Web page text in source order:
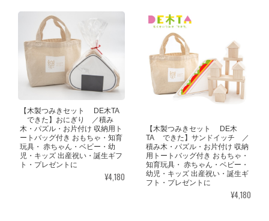
【木製つみきセット DE木TA
できた】おにぎり ／積み
木・パズル・お片付け 収納用ト
ートバッグ付き おもちゃ・知育
玩具・ 赤ちゃん・ベビー・幼
児・キッズ 出産祝い・誕生ギフ
ト・プレゼントに
¥4,180
【木製つみきセット DE木
TA できた】サンドイッチ ／
積み木・パズル・お片付け 収納
用トートバッグ付き おもちゃ・
知育玩具・ 赤ちゃん・ベビー・
幼児・キッズ 出産祝い・誕生ギ
フト・プレゼントに
¥4,180